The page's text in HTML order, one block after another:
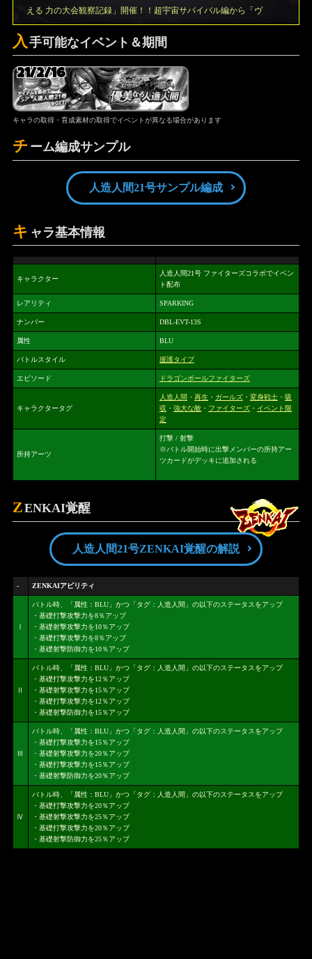
える 力の大会観察記録」開催！！超宇宙サバイバル編から「ヴ
入手可能なイベント＆期間
21/2/16
キャラの取得・育成素材の取得でイベントが異なる場合があります
チ ーム編成サンプル
人造人間21号サンプル編成
キ ャラ基本情報
キャラクター
人造人間21号 ファイターズコラボでイベン
ト配布
レアリティ SPARKING
ナンバー DBL-EVT-13S
属性 BLU
バトルスタイル 援護タイプ
エピソード ドラゴンボールファイターズ
キャラクタータグ
人造人間 ・ 再生 ・ ガールズ・ 変身戦士・ 吸
収 ・ 強大な敵・ ファイターズ・ イベント限
定
所持アーツ
打撃 / 射撃
※バトル開始時に出撃メンバーの所持アー
ツカードがデッキに追加される
ZENKAI覚醒
人造人間21号ZENKAI覚醒の解説
- ZENKAIアビリティ
Ⅰ
バトル時、「属性：BLU」かつ「タグ：人造人間」の以下のステータスをアップ
・基礎打撃攻撃力を8％アップ
・基礎射撃攻撃力を10％アップ
・基礎打撃攻撃力を8％アップ
・基礎射撃防御力を10％アップ
Ⅱ
バトル時、「属性：BLU」かつ「タグ：人造人間」の以下のステータスをアップ
・基礎打撃攻撃力を12％アップ
・基礎射撃攻撃力を15％アップ
・基礎打撃攻撃力を12％アップ
・基礎射撃防御力を15％アップ
Ⅲ
バトル時、「属性：BLU」かつ「タグ：人造人間」の以下のステータスをアップ
・基礎打撃攻撃力を15％アップ
・基礎射撃攻撃力を20％アップ
・基礎打撃攻撃力を15％アップ
・基礎射撃防御力を20％アップ
Ⅳ
バトル時、「属性：BLU」かつ「タグ：人造人間」の以下のステータスをアップ
・基礎打撃攻撃力を20％アップ
・基礎射撃攻撃力を25％アップ
・基礎打撃攻撃力を20％アップ
・基礎射撃防御力を25％アップ